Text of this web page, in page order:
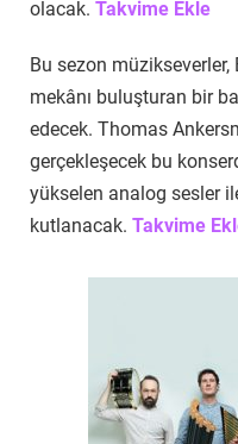
olacak. Takvime Ekle
Bu sezon
mekânı buluşturan bir
edecek. Thomas
gerçekleşecek bu
yükselen analog sesler
kutlanacak. Takvime